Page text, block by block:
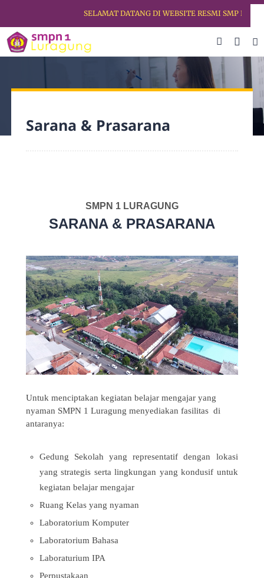
SELAMAT DATANG DI WEBSITE RESMI SMP NEGERI
Sarana & Prasarana
SMPN 1 LURAGUNG
SARANA & PRASARANA
Untuk menciptakan kegiatan belajar mengajar yang
nyaman SMPN 1 Luragung menyediakan fasilitas di
antaranya:
Gedung Sekolah yang representatif dengan lokasi
yang strategis serta lingkungan yang kondusif untuk
kegiatan belajar mengajar
Ruang Kelas yang nyaman
Laboratorium Komputer
Laboratorium Bahasa
Laboraturium IPA
Perpustakaan